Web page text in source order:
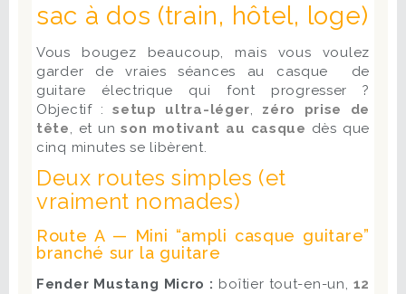
sac à dos (train, hôtel, loge)
Vous bougez beaucoup, mais vous voulez
garder de vraies séances au casque de
guitare électrique qui font progresser ?
Objectif :setup ultra-léger, zéro prise de
tête, et unson motivant au casque dès que
cinq minutes se libèrent.
Deux routes simples (et
vraiment nomades)
Route A — Mini “ampli casque guitare”
branché sur la guitare
Fender Mustang Micro : boîtier tout-en-un, 12